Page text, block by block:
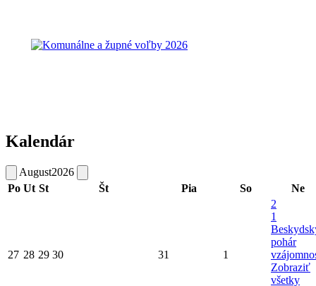
Kalendár
August2026
Po Ut St Št Pia So Ne
27 28 29 30 31 1
2
1
pohár
Zobraziť
všetky